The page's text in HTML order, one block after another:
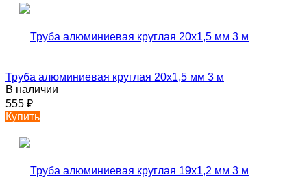
Труба алюминиевая круглая 20х1,5 мм 3 м
В наличии
555 ₽
Купить